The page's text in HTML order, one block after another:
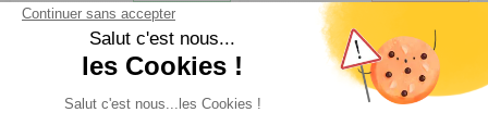
ACHETER 268 €
(1)
69 €